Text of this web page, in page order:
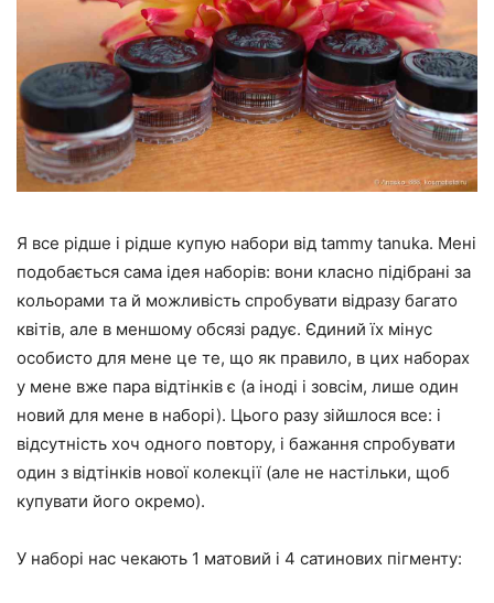
Я все рідше і рідше купую набори від tammy tanuka. Мені
подобається сама ідея наборів: вони класно підібрані за
кольорами та й можливість спробувати відразу багато
квітів, але в меншому обсязі радує. Єдиний їх мінус
особисто для мене це те, що як правило, в цих наборах
у мене вже пара відтінків є (а іноді і зовсім, лише один
новий для мене в наборі). Цього разу зійшлося все: і
відсутність хоч одного повтору, і бажання спробувати
один з відтінків нової колекції (але не настільки, щоб
купувати його окремо).
У наборі нас чекають 1 матовий і 4 сатинових пігменту: